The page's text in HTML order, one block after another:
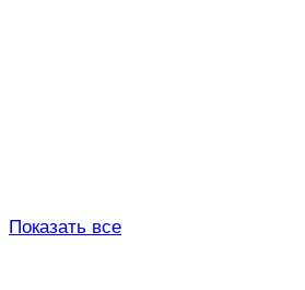
Показать все